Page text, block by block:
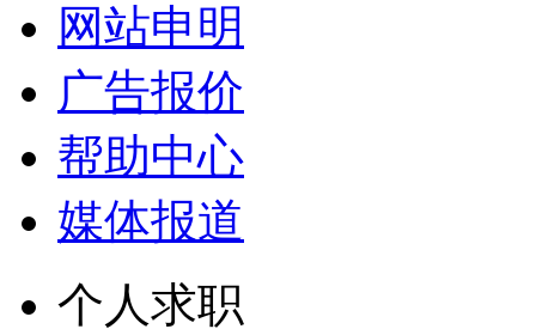
网站申明
广告报价
帮助中心
媒体报道
个人求职